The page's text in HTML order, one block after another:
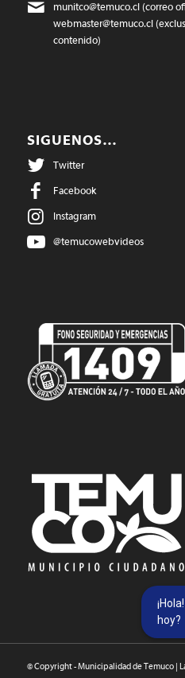
munitco@temuco.cl(correo
webmaster@temuco.cl
contenido)
SIGUENOS…
Twitter
Facebook
Instagram
@temucowebvideos
© Copyright - Municipalidad de Temuco |
hoy?